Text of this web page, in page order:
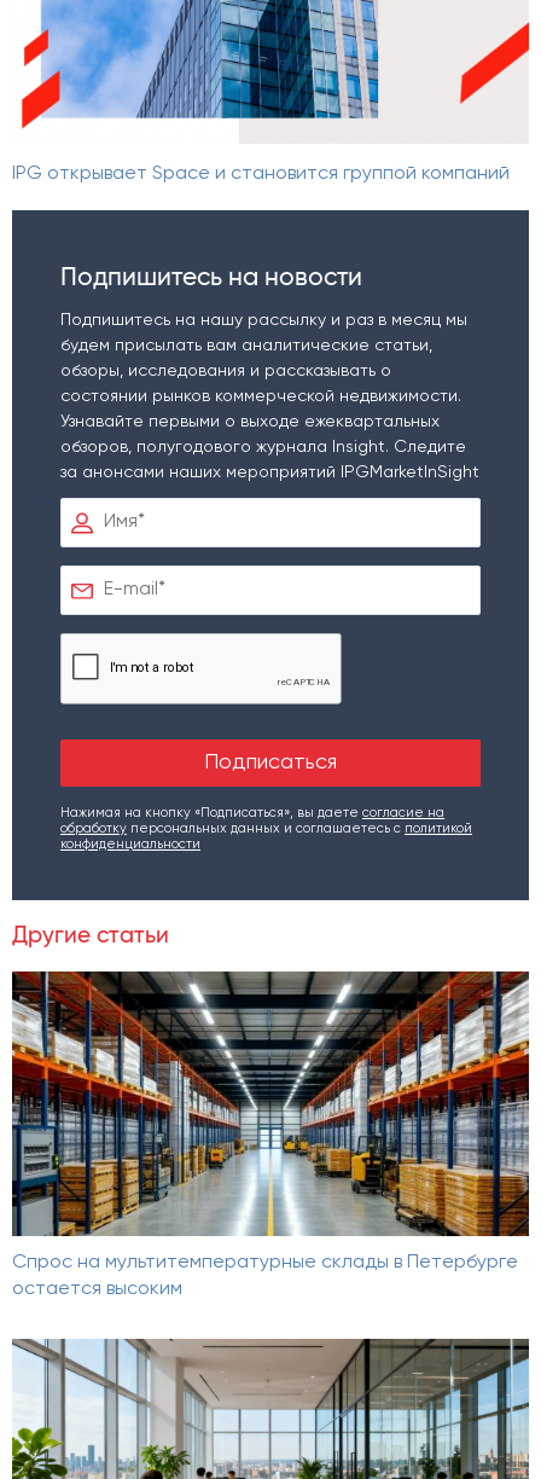
IPG открывает Space и становится группой компаний
Подпишитесь на новости
Подпишитесь на нашу рассылку и раз в месяц мы
будем присылать вам аналитические статьи,
обзоры, исследования и рассказывать о
состоянии рынков коммерческой недвижимости.
Узнавайте первыми о выходе ежеквартальных
обзоров, полугодового журнала Insight. Следите
за анонсами наших мероприятий IPGMarketInSight
Нажимая на кнопку «Подписаться», вы даете согласие на
обработку персональных данных и соглашаетесь c политикой
конфиденциальности
Другие статьи
Спрос на мультитемпературные склады в Петербурге
остается высоким